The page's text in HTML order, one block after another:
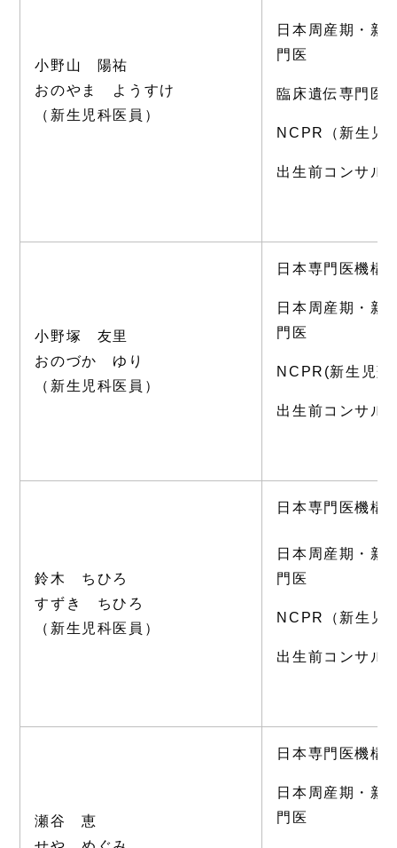
小野山 陽祐
おのやま ようすけ
（新生児科医員）
日本周産期・新
門医
臨床遺伝専門医
NCPR（新生児
出生前コンサル
小野塚 友里
おのづか ゆり
（新生児科医員）
日本専門医機構
日本周産期・新
門医
NCPR(新生児蘇
出生前コンサル
鈴木 ちひろ
すずき ちひろ
（新生児科医員）
日本専門医機構
日本周産期・新
門医
NCPR（新生児
出生前コンサル
瀬谷 恵
日本専門医機構
日本周産期・新
門医